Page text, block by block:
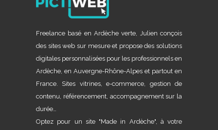
Freelance basé en Ardèche verte, Julien conçois
des sites web sur mesure et propose des solutions
digitales personnalisées pour les professionnels en
Ardèche, en Auvergne-Rhône-Alpes et partout en
France. Sites vitrines, e-commerce, gestion de
contenu, référencement, accompagnement sur la
durée…
Optez pour un site "Made in Ardèche", à votre